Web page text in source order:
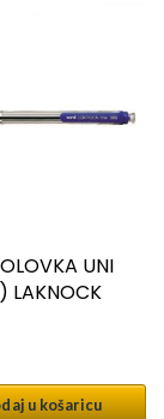
UNI
LAKNOCK
u košaricu